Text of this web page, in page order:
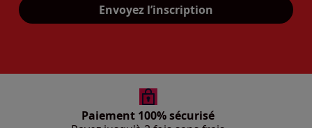
Envoyez l’inscription
Paiement 100% sécurisé